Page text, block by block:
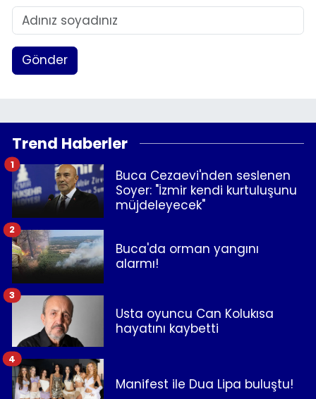
Gönder
Trend Haberler
Buca Cezaevi'nden seslenen
Soyer: "İzmir kendi kurtuluşunu
müjdeleyecek"
1
Buca'da orman yangını
alarmı!
2
Usta oyuncu Can Kolukısa
hayatını kaybetti
3
Manifest ile Dua Lipa buluştu!
4